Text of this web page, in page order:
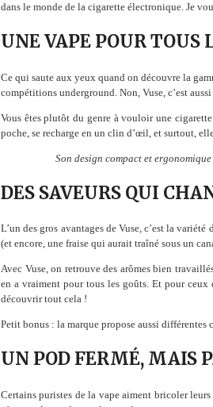
dans le monde de la cigarette électronique. Je
UNE VAPE POUR TOUS
Ce qui saute aux yeux quand on découvre la
compétitions underground. Non, Vuse, c’est
Vous êtes plutôt du genre à vouloir une
poche, se recharge en un clin d’œil, et surtout,
Son design compact et
DES SAVEURS QUI
L’un des gros avantages de Vuse, c’est la
(et encore, une fraise qui aurait traîné sous un
Avec Vuse, on retrouve des arômes bien
en a vraiment pour tous les goûts. Et pour ceux
découvrir tout cela !
Petit bonus : la marque propose aussi
UN POD FERMÉ, MAIS
Certains puristes de la vape aiment bricoler